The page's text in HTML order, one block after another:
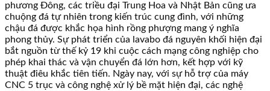
phương Đông, các triều đại Trung Hoa và Nhật Bản cũng ưa
chuộng đá tự nhiên trong kiến trúc cung đình, với những
chậu đá được khắc họa hình rồng phượng mang ý nghĩa
phong thủy. Sự phát triển của lavabo đá nguyên khối hiện đại
bắt nguồn từ thế kỷ 19 khi cuộc cách mạng công nghiệp cho
phép khai thác và vận chuyển đá lớn hơn, kết hợp với kỹ
thuật điêu khắc tiên tiến. Ngày nay, với sự hỗ trợ của máy
CNC 5 trục và công nghệ xử lý bề mặt hiện đại, các nghệ